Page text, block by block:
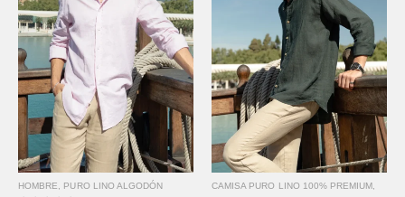
HOMBRE PURO LINO ALGODÓN CAMISA PURO LINO 100% PREMIUM